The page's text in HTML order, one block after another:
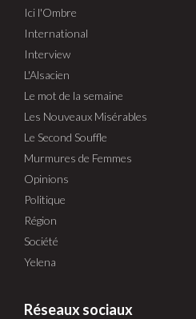
Ici l'Ombre
International
Interview
L'Alsacien
Le mot de la semaine
Les Nouveaux Misérables
Le Second Souffle
Murmures de Femmes
Opinions
Politique
Région
Société
Yelena
Réseaux sociaux